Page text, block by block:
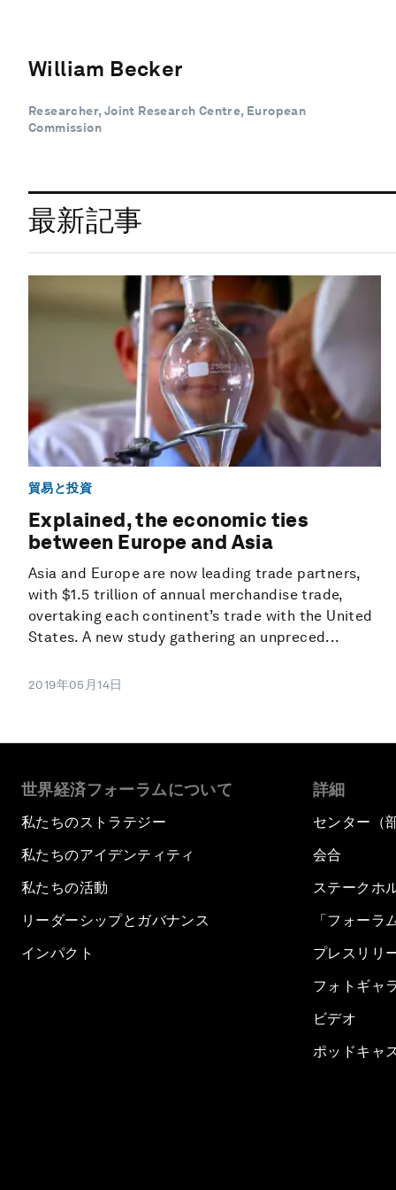
William Becker
Researcher, Joint Research Centre, European
Commission
最新記事
貿易と投資
Explained, the economic ties
between Europe and Asia
Asia and Europe are now leading trade partners,
with $1.5 trillion of annual merchandise trade,
overtaking each continent’s trade with the United
States. A new study gathering an unpreced...
2019年05月14日
世界経済フォーラムについて
私たちのストラテジー
私たちのアイデンティティ
私たちの活動
リーダーシップとガバナンス
インパクト
詳細
センター（
会合
ステークホ
「フォーラ
プレスリリ
フォトギャ
ビデオ
ポッドキャ